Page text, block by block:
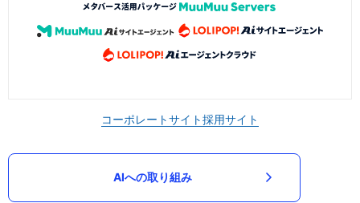
コーポレートサイト採用サイト
AIへの取り組み